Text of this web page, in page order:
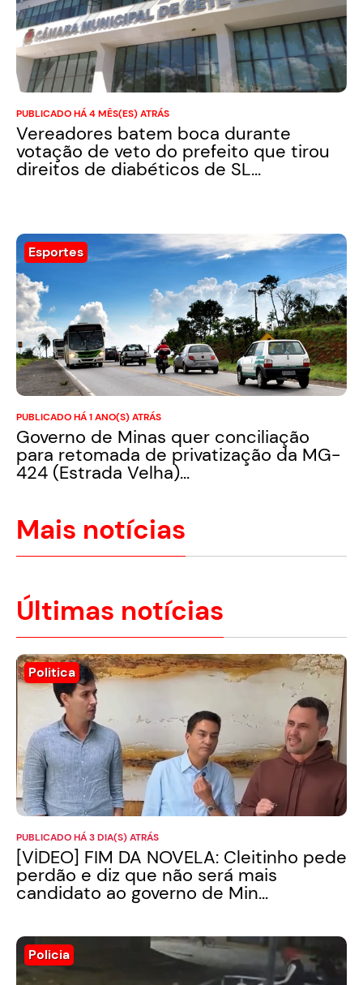
PUBLICADO HÁ 4 MÊS(ES) ATRÁS
Vereadores batem boca durante
votação de veto do prefeito que tirou
direitos de diabéticos de SL...
Esportes
PUBLICADO HÁ 1 ANO(S) ATRÁS
Governo de Minas quer conciliação
para retomada de privatização da MG-
424 (Estrada Velha)...
Mais notícias
Últimas notícias
Politica
PUBLICADO HÁ 3 DIA(S) ATRÁS
[VÍDEO] FIM DA NOVELA: Cleitinho pede
perdão e diz que não será mais
candidato ao governo de Min...
Policia